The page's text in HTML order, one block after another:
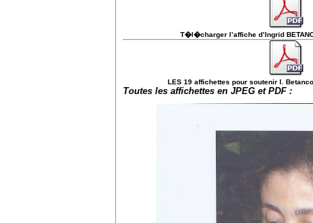
T�l�charger l’affiche d’Ingrid
LES 19 affichettes pour soutenir I.
Toutes les affichettes en JPEG et PDF :